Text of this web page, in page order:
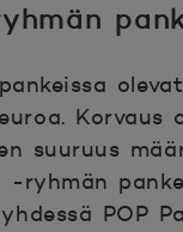
Korvaus
suuruus
ryhmän
POP